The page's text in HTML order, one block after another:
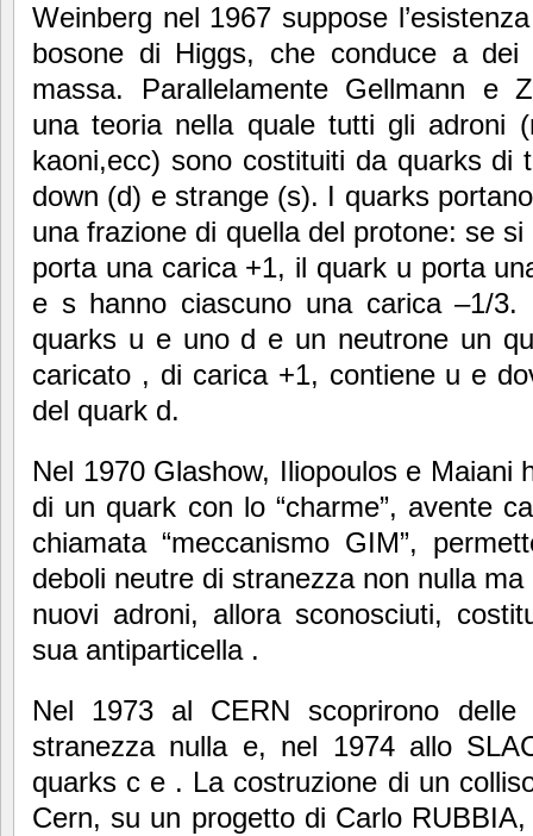
Weinberg nel 1967 suppose
bosone di Higgs, che conduce a
massa. Parallelamente Gellmann e
una teoria nella quale tutti gli adroni
kaoni,ecc) sono costituiti da quarks di
down (d) e strange (s). I quarks
una frazione di quella del protone: se si
porta una carica +1, il quark u porta
e s hanno ciascuno una carica –1/3.
quarks u e uno d e un neutrone un
caricato , di carica +1, contiene u e
del quark d.
Nel 1970 Glashow, Iliopoulos e Maiani
di un quark con lo “charme”, avente
chiamata “meccanismo GIM”,
deboli neutre di stranezza non nulla ma
nuovi adroni, allora sconosciuti,
sua antiparticella .
Nel 1973 al CERN scoprirono
stranezza nulla e, nel 1974 allo
quarks c e . La costruzione di un
Cern, su un progetto di Carlo